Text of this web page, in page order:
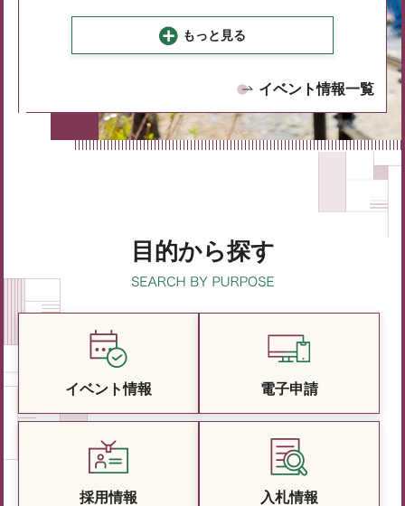
もっと見る
イベント情報一覧
目的から探す
イベント情報 電子申請
採用情報 入札情報